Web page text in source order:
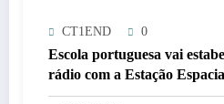
CT1END 0
Escola portuguesa vai
rádio com a Estação
ISS => 26/11/2024